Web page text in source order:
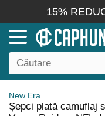
15%
New Era
Șepci plată camuflaj